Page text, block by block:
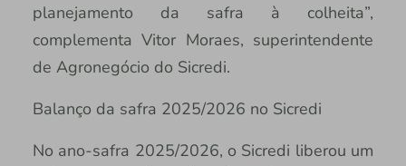
planejamento da safra à colheita”,
complementa Vitor Moraes, superintendente
de Agronegócio do Sicredi.
Balanço da safra 2025/2026 no Sicredi
No ano-safra 2025/2026, o Sicredi liberou um